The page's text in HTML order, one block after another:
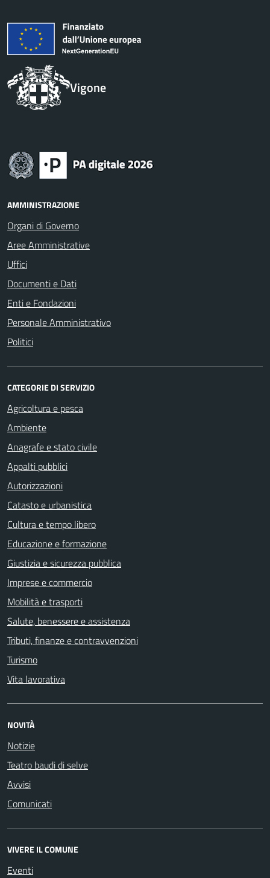
Vigone
AMMINISTRAZIONE
Organi di Governo
Aree Amministrative
Uffici
Documenti e Dati
Enti e Fondazioni
Personale Amministrativo
Politici
CATEGORIE DI SERVIZIO
Agricoltura e pesca
Ambiente
Anagrafe e stato civile
Appalti pubblici
Autorizzazioni
Catasto e urbanistica
Cultura e tempo libero
Educazione e formazione
Giustizia e sicurezza pubblica
Imprese e commercio
Mobilità e trasporti
Salute, benessere e assistenza
Tributi, finanze e contravvenzioni
Turismo
Vita lavorativa
NOVITÀ
Notizie
Teatro baudi di selve
Avvisi
Comunicati
VIVERE IL COMUNE
Eventi